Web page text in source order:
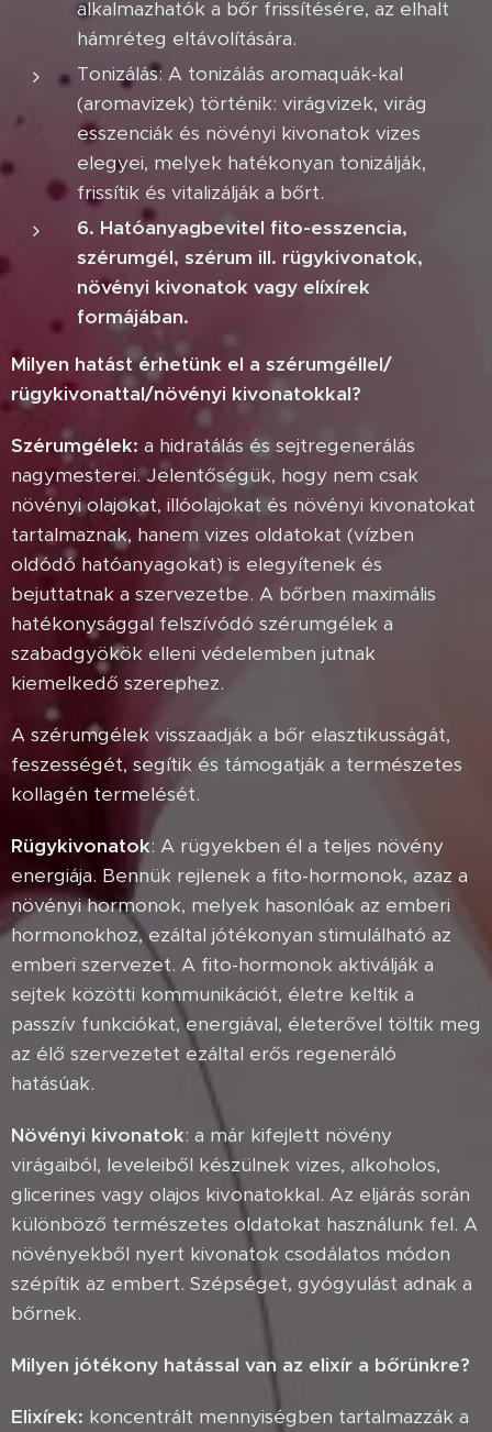
alkalmazhatók a bőr frissítésére, az elhalt
hámréteg eltávolítására.
Tonizálás: A tonizálás aromaquák-kal
(aromavizek) történik: virágvizek, virág
esszenciák és növényi kivonatok vizes
elegyei, melyek hatékonyan tonizálják,
frissítik és vitalizálják a bőrt.
6. Hatóanyagbevitel fito-esszencia,
szérumgél, szérum ill. rügykivonatok,
növényi kivonatok vagy elíxírek
formájában.
Milyen hatást érhetünk el a szérumgéllel/
rügykivonattal/növényi kivonatokkal?
Szérumgélek: a hidratálás és sejtregenerálás
nagymesterei. Jelentőségük, hogy nem csak
növényi olajokat, illóolajokat és növényi kivonatokat
tartalmaznak, hanem vizes oldatokat (vízben
oldódó hatóanyagokat) is elegyítenek és
bejuttatnak a szervezetbe. A bőrben maximális
hatékonysággal felszívódó szérumgélek a
szabadgyökök elleni védelemben jutnak
kiemelkedő szerephez.
A szérumgélek visszaadják a bőr elasztikusságát,
feszességét, segítik és támogatják a természetes
kollagén termelését.
Rügykivonatok: A rügyekben él a teljes növény
energiája. Bennük rejlenek a fito-hormonok, azaz a
növényi hormonok, melyek hasonlóak az emberi
hormonokhoz, ezáltal jótékonyan stimulálható az
emberi szervezet. A fito-hormonok aktiválják a
sejtek közötti kommunikációt, életre keltik a
passzív funkciókat, energiával, életerővel töltik meg
az élő szervezetet ezáltal erős regeneráló
hatásúak.
Növényi kivonatok: a már kifejlett növény
virágaiból, leveleiből készülnek vizes, alkoholos,
glicerines vagy olajos kivonatokkal. Az eljárás során
különböző természetes oldatokat használunk fel. A
növényekből nyert kivonatok csodálatos módon
szépítik az embert. Szépséget, gyógyulást adnak a
bőrnek.
Milyen jótékony hatással van az elixír a bőrünkre?
Elixírek: koncentrált mennyiségben tartalmazzák a